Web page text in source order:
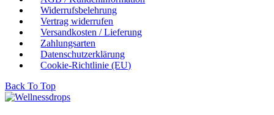
Widerrufsbelehrung
Vertrag widerrufen
Versandkosten / Lieferung
Zahlungsarten
Datenschutzerklärung
Cookie-Richtlinie (EU)
Back To Top